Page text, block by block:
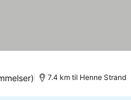
7.4 km til Henne Strand